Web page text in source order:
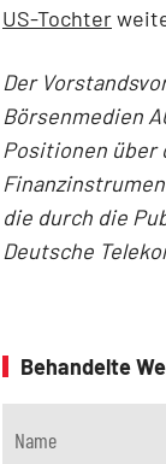
US-Tochter
Der
Börsenmedien
Positionen über
die durch die
Deutsche
Behandelte
Name